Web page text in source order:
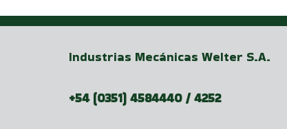
Industrias Mecánicas Welter S.A.
+54 (0351) 4584440 / 4252